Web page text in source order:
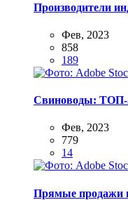
Производители
Фев, 2023
858
189
Свиноводы: ТОП-
Фев, 2023
779
14
Прямые продажи